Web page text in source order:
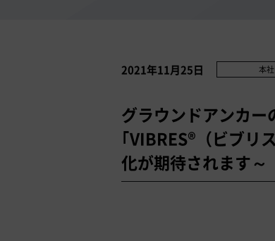
2021年11月25日 本社
グラウンドアンカ
｢VIBRES®（ビブリ
化が期待されます～